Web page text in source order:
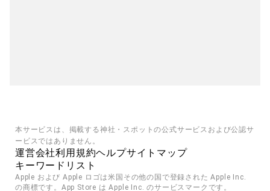
本サービスは、掲載する神社・スポットの公式サービスおよび公認サ
ービスではありません。
運営会社利用規約ヘルプサイトマップ
キーワードリスト
Apple および Apple ロゴは米国その他の国で登録された Apple Inc.
の商標です。App Store は Apple Inc. のサービスマークです。